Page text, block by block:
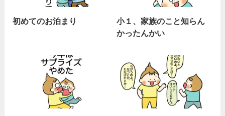
初めてのお泊まり
小１、家族のこと知らん
かったんかい